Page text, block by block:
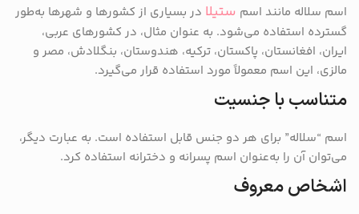
اسم سلاله مانند اسم ستیلا در بسیاری از کشورها و شهرها به‌طور
گسترده استفاده می‌شود. به عنوان مثال، در کشورهای عربی،
ایران، افغانستان، پاکستان، ترکیه، هندوستان، بنگلادش، مصر و
مالزی، این اسم معمولاً مورد استفاده قرار می‌گیرد.
متناسب با جنسیت
اسم “سلاله” برای هر دو جنس قابل استفاده است. به عبارت دیگر،
می‌توان آن را به‌عنوان اسم پسرانه و دخترانه استفاده کرد.
اشخاص معروف